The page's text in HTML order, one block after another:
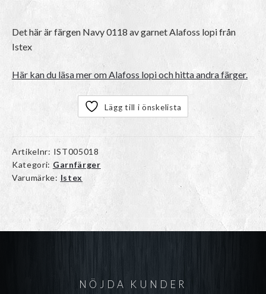
Det här är färgen Navy 0118 av garnetAlafoss lopifrån
Istex
Här kan du läsa mer om Alafoss lopi och hitta andra färger.
Lägg till i önskelista
Artikelnr: IST005018
Kategori: Garnfärger
Varumärke: Istex
NÖJDA KUNDER